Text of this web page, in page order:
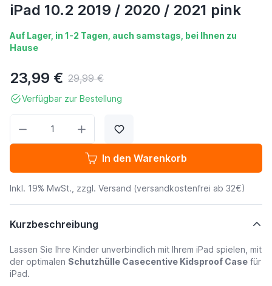
iPad 10.2 2019 / 2020 / 2021 pink
Auf Lager, in 1-2 Tagen, auch samstags, bei Ihnen zu
Hause
23,99 € 29,99 €
Verfügbar zur Bestellung
In den Warenkorb
Inkl. 19% MwSt., zzgl. Versand (versandkostenfrei ab 32€)
Kurzbeschreibung
Lassen Sie Ihre Kinder unverbindlich mit Ihrem iPad spielen, mit
der optimalen Schutzhülle Casecentive Kidsproof Case für
iPad.